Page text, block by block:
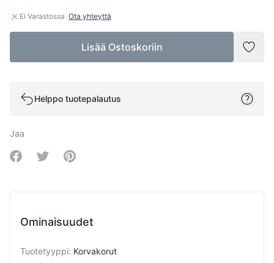
Ei Varastossa ·Ota yhteyttä
Lisää Ostoskoriin
Helppo tuotepalautus
Jaa
Share on Facebook
Share on Twitter
Share on Pinterest
Ominaisuudet
Tuotetyyppi: Korvakorut